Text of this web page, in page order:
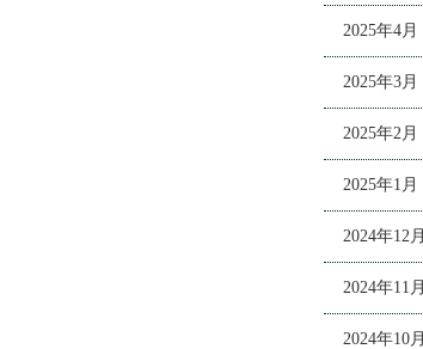
2025年4月
2025年3月
2025年2月
2025年1月
2024年12月
2024年11月
2024年10月